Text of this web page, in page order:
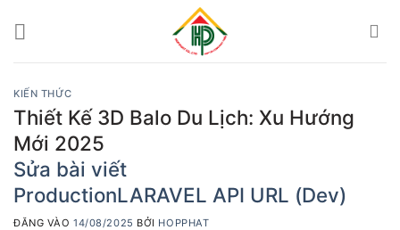
KIẾN THỨC
Thiết Kế 3D Balo Du Lịch: Xu Hướng
Mới 2025
Sửa bài viết
ProductionLARAVEL API URL (Dev)
ĐĂNG VÀO14/08/2025 BỞI HOPPHAT